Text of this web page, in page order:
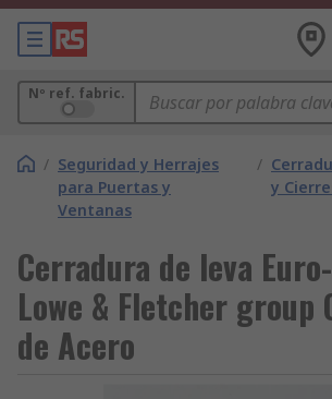
Nº ref. fabric.
/ Seguridad y Herrajes
para Puertas y
Ventanas
/
y
Cerradura de leva
Lowe & Fletcher group
de Acero